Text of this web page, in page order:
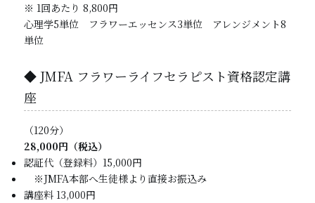
※ 1回あたり 8,800円
心理学5単位 フラワーエッセンス3単位 アレンジメント8
単位
◆ JMFA フラワーライフセラピスト資格認定講
座
（120分）
28,000円（税込）
認証代（登録料）15,000円
※JMFA本部へ生徒様より直接お振込み
講座料 13,000円